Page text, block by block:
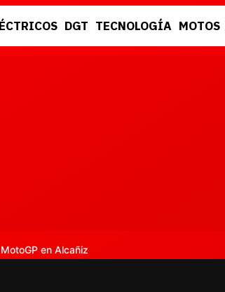
DGT TECNOLOGÍA MOTOS
en Alcañiz